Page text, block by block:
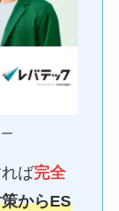
ば完全
からES